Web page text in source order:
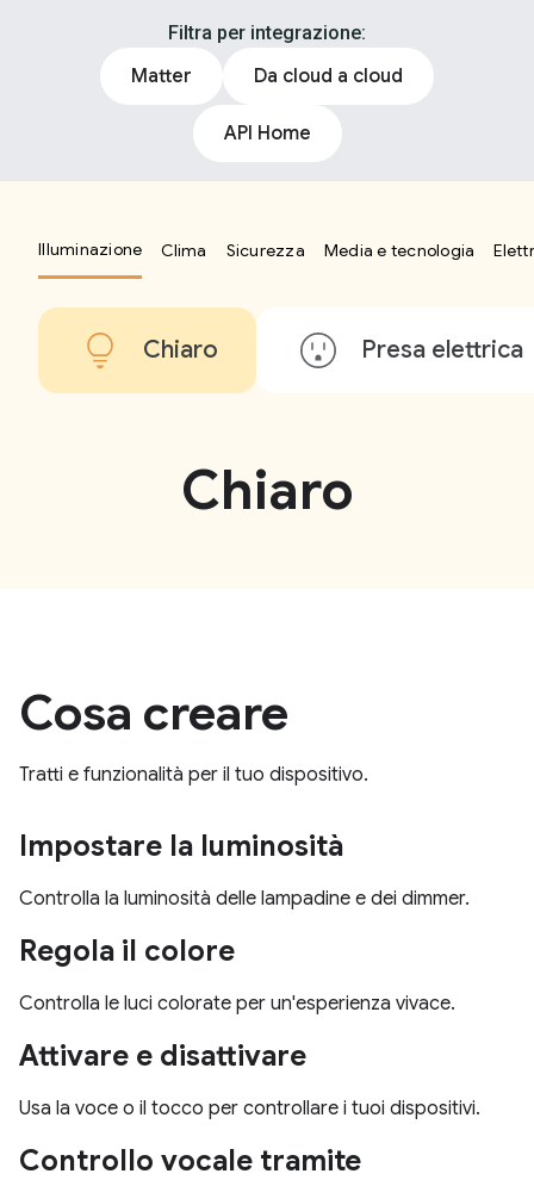
Filtra per integrazione:
Matter Da cloud a cloud
API Home
Illuminazione Clima Sicurezza Media e tecnologia
Chiaro Presa elettrica
Chiaro
Cosa creare
Tratti e funzionalità per il tuo dispositivo.
Impostare la luminosità
Controlla la luminosità delle lampadine e dei dimmer.
Regola il colore
Controlla le luci colorate per un'esperienza vivace.
Attivare e disattivare
Usa la voce o il tocco per controllare i tuoi dispositivi.
Controllo vocale tramite